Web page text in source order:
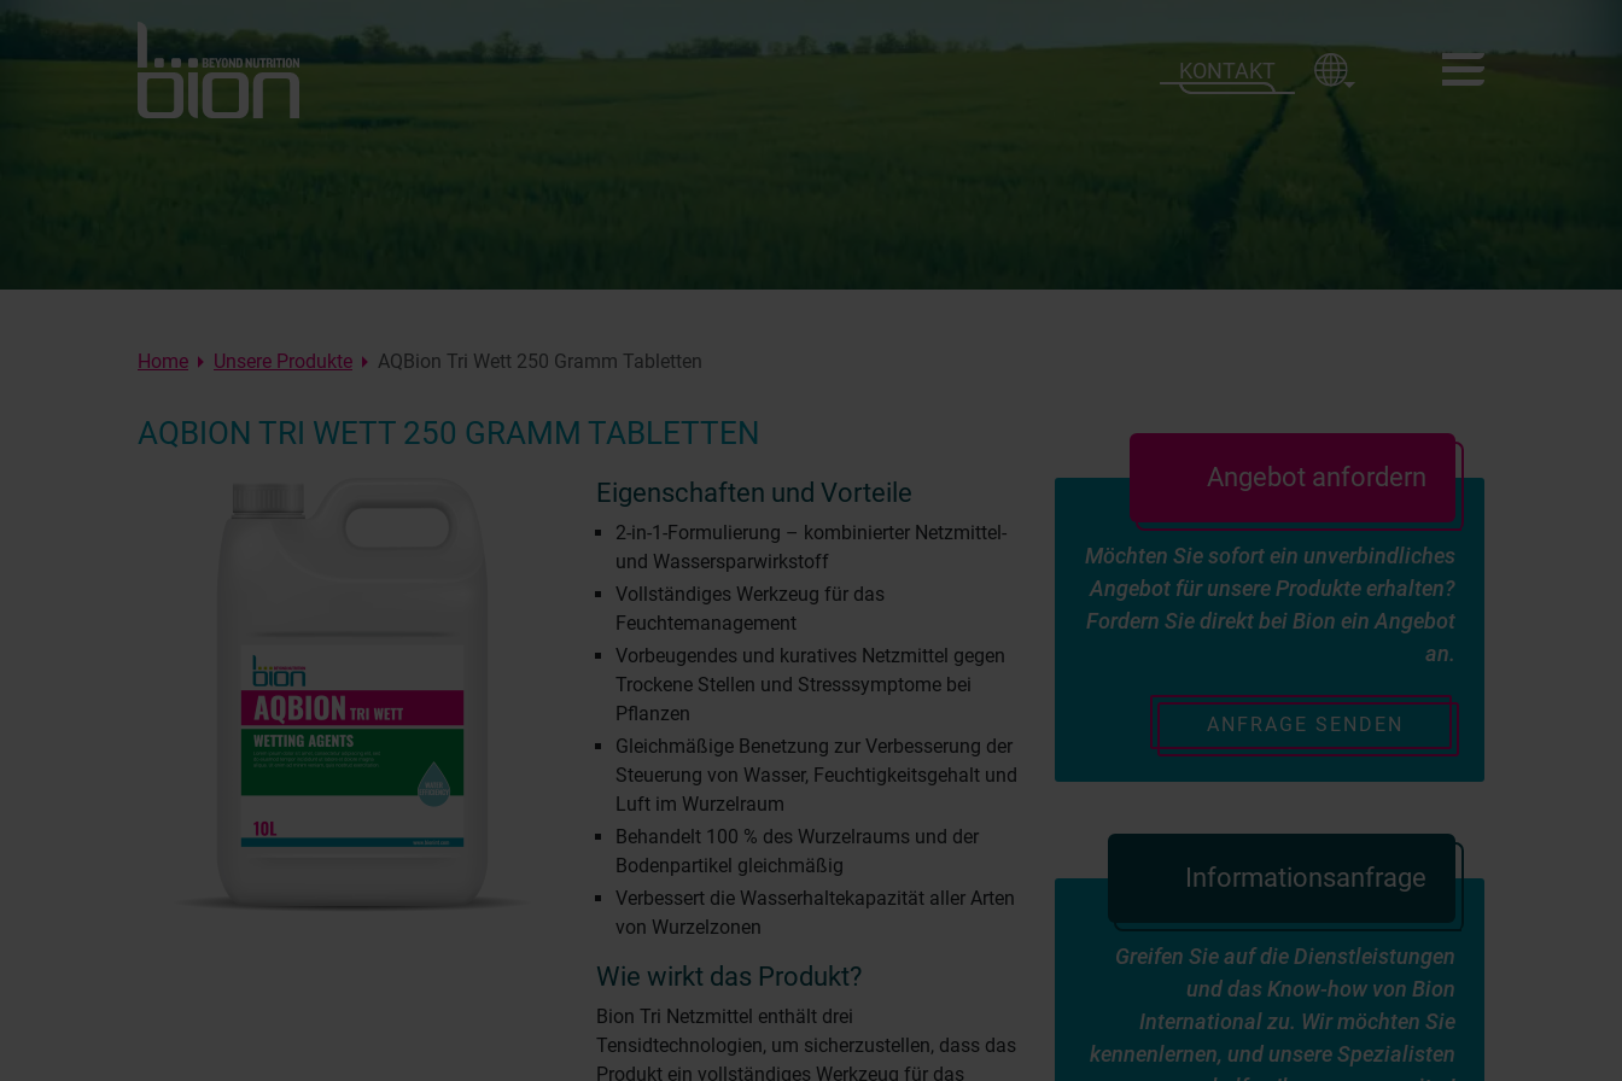
KONTAKT
Home Unsere Produkte AQBion Tri Wett 250 Gramm Tabletten
AQBION TRI WETT 250 GRAMM TABLETTEN
Eigenschaften und Vorteile
2-in-1-Formulierung – kombinierter Netzmittel-
und Wassersparwirkstoff
Vollständiges Werkzeug für das
Feuchtemanagement
Vorbeugendes und kuratives Netzmittel gegen
Trockene Stellen und Stresssymptome bei
Pflanzen
Gleichmäßige Benetzung zur Verbesserung der
Steuerung von Wasser, Feuchtigkeitsgehalt und
Luft im Wurzelraum
Behandelt 100 % des Wurzelraums und der
Bodenpartikel gleichmäßig
Verbessert die Wasserhaltekapazität aller Arten
von Wurzelzonen
Wie wirkt das Produkt?
Bion Tri Netzmittel enthält drei
Tensidtechnologien, um sicherzustellen, dass das
Produkt ein vollständiges Werkzeug für das
Angebot anfordern
Möchten Sie sofort ein unverbindliches
Angebot für unsere Produkte erhalten?
Fordern Sie direkt bei Bion ein Angebot
an.
ANFRAGE SENDEN
Informationsanfrage
Greifen Sie auf die Dienstleistungen
und das Know-how von Bion
International zu. Wir möchten Sie
kennenlernen, und unsere Spezialisten